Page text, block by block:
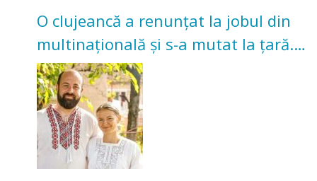
O clujeancă a renunțat la jobul din
multinațională și s-a mutat la țară.
Acum cultivă legume în grădina
bunicilor